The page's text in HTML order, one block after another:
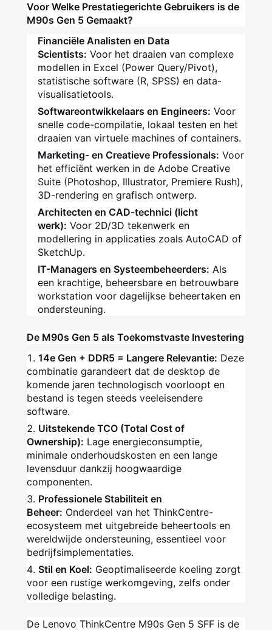
Voor Welke Prestatiegerichte Gebruikers is de
M90s Gen 5 Gemaakt?
Financiële Analisten en Data
Scientists: Voor het draaien van complexe
modellen in Excel (Power Query/Pivot),
statistische software (R, SPSS) en data-
visualisatietools.
Softwareontwikkelaars en Engineers: Voor
snelle code-compilatie, lokaal testen en het
draaien van virtuele machines of containers.
Marketing- en Creatieve Professionals: Voor
het efficiënt werken in de Adobe Creative
Suite (Photoshop, Illustrator, Premiere Rush),
3D-rendering en grafisch ontwerp.
Architecten en CAD-technici (licht
werk): Voor 2D/3D tekenwerk en
modellering in applicaties zoals AutoCAD of
SketchUp.
IT-Managers en Systeembeheerders: Als
een krachtige, beheersbare en betrouwbare
workstation voor dagelijkse beheertaken en
ondersteuning.
De M90s Gen 5 als Toekomstvaste Investering
14e Gen + DDR5 = Langere Relevantie: Deze
combinatie garandeert dat de desktop de
komende jaren technologisch voorloopt en
bestand is tegen steeds veeleisendere
software.
Uitstekende TCO (Total Cost of
Ownership): Lage energieconsumptie,
minimale onderhoudskosten en een lange
levensduur dankzij hoogwaardige
componenten.
Professionele Stabiliteit en
Beheer: Onderdeel van het ThinkCentre-
ecosysteem met uitgebreide beheertools en
wereldwijde ondersteuning, essentieel voor
bedrijfsimplementaties.
Stil en Koel: Geoptimaliseerde koeling zorgt
voor een rustige werkomgeving, zelfs onder
volledige belasting.
De Lenovo ThinkCentre M90s Gen 5 SFF is de